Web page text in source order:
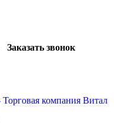
Заказать звонок